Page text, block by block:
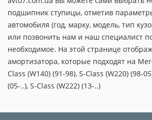
подшипник ступицы, отметив
автомобиля (год, марку, модель, тип
или позвонить нам и наш специалист
необходимое. На этой странице
амортизатора, которые подходят на
Class (W140) (91-98), S-Class (W220) (98-
(05-..), S-Class (W222) (13-..)